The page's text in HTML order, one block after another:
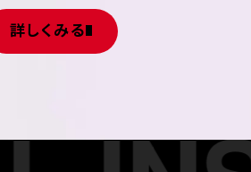
詳しくみる